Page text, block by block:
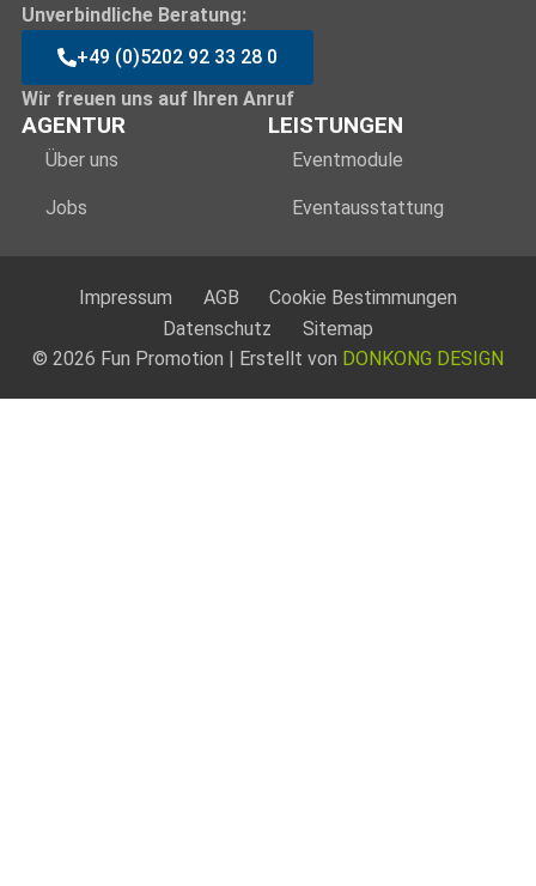
Unverbindliche Beratung:
+49 (0)5202 92 33 28 0
Wir freuen uns auf Ihren Anruf
AGENTUR
Über uns
Jobs
LEISTUNGEN
Eventmodule
Eventausstattung
© 2026 Fun Promotion | Erstellt von DONKONG DESIGN
Impressum AGB
Cookie Bestimmungen
Datenschutz
Sitemap